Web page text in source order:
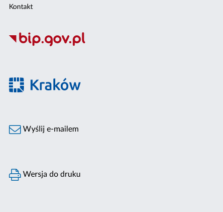
Kontakt
Wyślij e-mailem
Wersja do druku